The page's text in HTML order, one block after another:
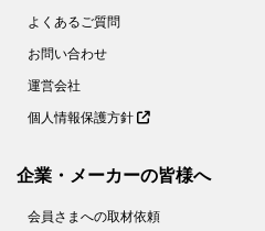
よくあるご質問
お問い合わせ
運営会社
個人情報保護方針
企業・メーカーの皆様へ
会員さまへの取材依頼